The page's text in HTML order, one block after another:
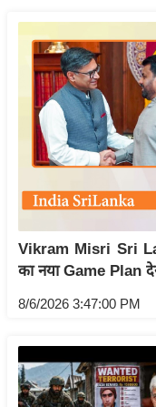
बि
त
वि
शे
ज्ञ
रा
य
Vikram Misri Sri
का नया Game Plan
8/6/2026 3:47:00 PM